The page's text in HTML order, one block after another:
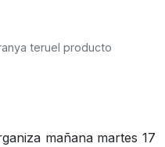
teruel producto
mañana martes 17